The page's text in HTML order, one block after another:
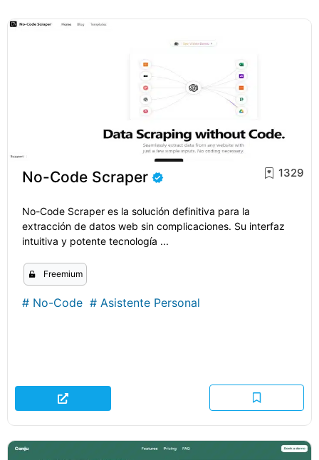
No-Code Scraper 1329
No-Code Scraper es la solución definitiva para la
extracción de datos web sin complicaciones. Su interfaz
intuitiva y potente tecnología ...
Freemium
# No-Code # Asistente Personal